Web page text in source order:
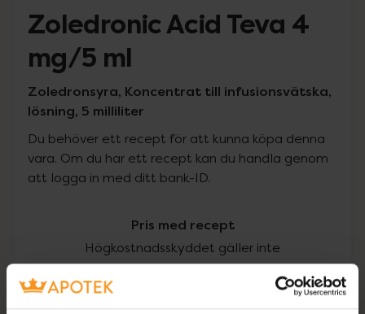
Zoledronic Acid Teva 4
mg/5 ml
Zoledronsyra, Koncentrat till infusionsvätska,
lösning, 5 milliliter
Du behöver ett recept för att kunna köpa denna
vara. Om du har ett recept kan du handla genom
att logga in med ditt bank-ID.
Pris med recept
Högkostnadsskyddet gäller inte
1355,13 kr